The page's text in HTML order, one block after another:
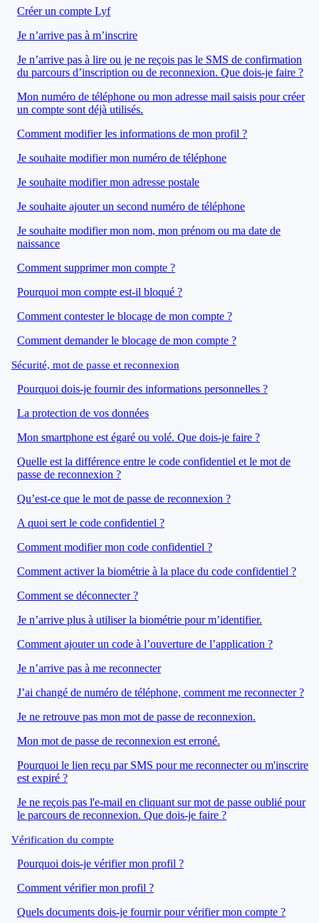
Créer un compte Lyf
Je n’arrive pas à m’inscrire
Je n’arrive pas à lire ou je ne reçois pas le SMS de confirmation
du parcours d’inscription ou de reconnexion. Que dois-je faire ?
Mon numéro de téléphone ou mon adresse mail saisis pour créer
un compte sont déjà utilisés.
Comment modifier les informations de mon profil ?
Je souhaite modifier mon numéro de téléphone
Je souhaite modifier mon adresse postale
Je souhaite ajouter un second numéro de téléphone
Je souhaite modifier mon nom, mon prénom ou ma date de
naissance
Comment supprimer mon compte ?
Pourquoi mon compte est-il bloqué ?
Comment contester le blocage de mon compte ?
Comment demander le blocage de mon compte ?
Sécurité, mot de passe et reconnexion
Pourquoi dois-je fournir des informations personnelles ?
La protection de vos données
Mon smartphone est égaré ou volé. Que dois-je faire ?
Quelle est la différence entre le code confidentiel et le mot de
passe de reconnexion ?
Qu’est-ce que le mot de passe de reconnexion ?
A quoi sert le code confidentiel ?
Comment modifier mon code confidentiel ?
Comment activer la biométrie à la place du code confidentiel ?
Comment se déconnecter ?
Je n’arrive plus à utiliser la biométrie pour m’identifier.
Comment ajouter un code à l’ouverture de l’application ?
Je n’arrive pas à me reconnecter
J’ai changé de numéro de téléphone, comment me reconnecter ?
Je ne retrouve pas mon mot de passe de reconnexion.
Mon mot de passe de reconnexion est erroné.
Pourquoi le lien reçu par SMS pour me reconnecter ou m'inscrire
est expiré ?
Je ne reçois pas l'e-mail en cliquant sur mot de passe oublié pour
le parcours de reconnexion. Que dois-je faire ?
Vérification du compte
Pourquoi dois-je vérifier mon profil ?
Comment vérifier mon profil ?
Quels documents dois-je fournir pour vérifier mon compte ?